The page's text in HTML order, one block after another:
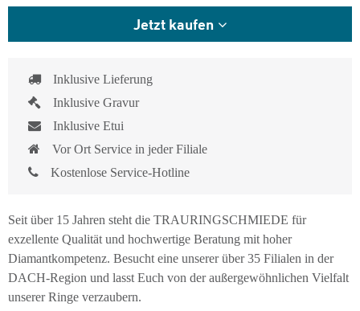
Jetzt kaufen
Inklusive Lieferung
Inklusive Gravur
Inklusive Etui
Vor Ort Service in jeder Filiale
Kostenlose Service-Hotline
Seit über 15 Jahren steht die TRAURINGSCHMIEDE für
exzellente Qualität und hochwertige Beratung mit hoher
Diamantkompetenz. Besucht eine unserer über 35 Filialen in der
DACH-Region und lasst Euch von der außergewöhnlichen Vielfalt
unserer Ringe verzaubern.